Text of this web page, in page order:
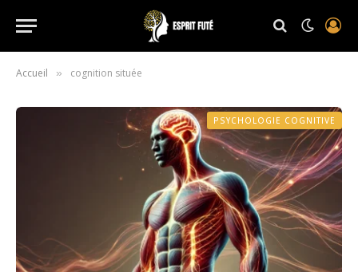
Accueil » cognition située
PSYCHOLOGIE COGNITIVE